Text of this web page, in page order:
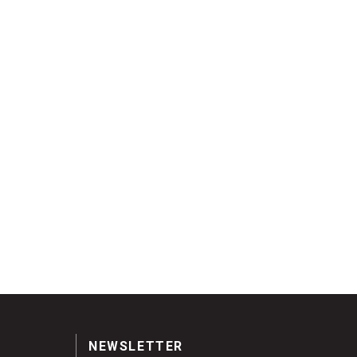
NEWSLETTER